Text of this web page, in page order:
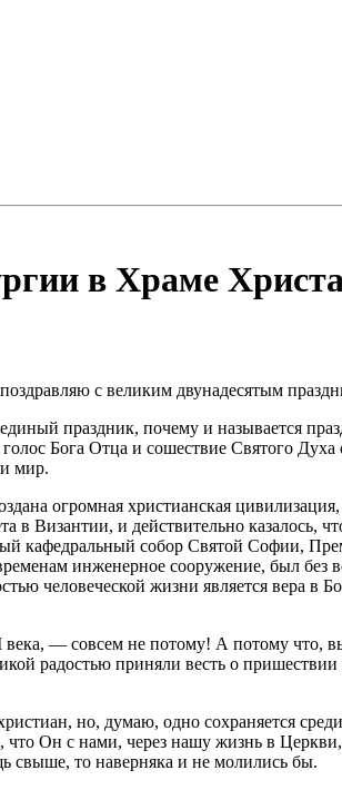
в Храме
с великим двунадесятым
праздник, почему и называется
Бога Отца и сошествие Святого Духа
мир.
огромная христианская
в Византии, и действительно казалось,
кафедральный собор Святой Софии,
инженерное сооружение, был без
человеческой жизни является вера в
— совсем не потому! А потому что,
радостью приняли весть о
но, думаю, одно сохраняется
Он с нами, через нашу жизнь в
свыше, то наверняка и не молились бы.